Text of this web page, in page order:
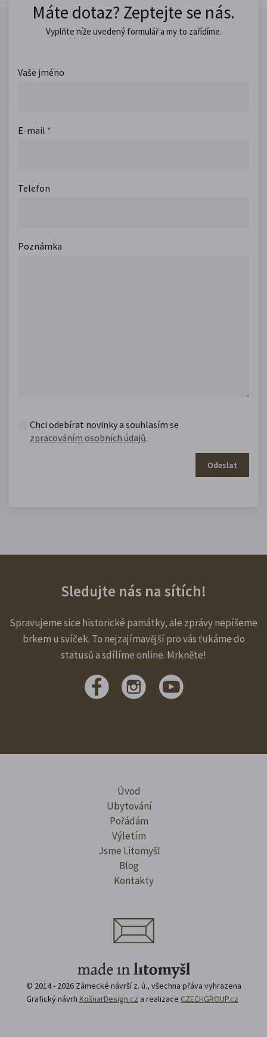
Máte dotaz? Zeptejte se nás.
Vyplňte níže uvedený formulář a my to zařídíme.
Vaše jméno
E-mail *
Telefon
Poznámka
Chci odebírat novinky a souhlasím se
zpracováním osobních údajů.
Odeslat
Sledujte nás na sítích!
Spravujeme sice historické památky, ale zprávy nepíšeme
brkem u svíček. To nejzajímavější pro vás ťukáme do
statusů a sdílíme online. Mrkněte!
Úvod
Ubytování
Pořádám
Výletím
Jsme Litomyšl
Blog
Kontakty
© 2014 - 2026 Zámecké návrší z. ú., všechna přáva vyhrazena
Grafický návrh KošnarDesign.cz a realizace CZECHGROUP.cz